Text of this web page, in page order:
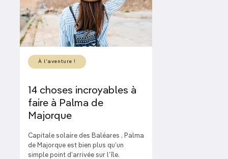
À l'aventure !
14 choses incroyables à
faire à Palma de
Majorque
Capitale solaire des Baléares , Palma
de Majorque est bien plus qu’un
simple point d’arrivée sur l’île.